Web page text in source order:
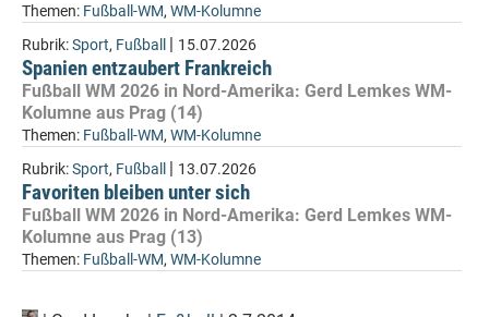
Themen: Fußball-WM, WM-Kolumne
Rubrik:Sport, Fußball | 15.07.2026
Spanien entzaubert Frankreich
Fußball WM 2026 in Nord-Amerika: Gerd Lemkes WM-
Kolumne aus Prag (14)
Themen: Fußball-WM, WM-Kolumne
Rubrik:Sport, Fußball | 13.07.2026
Favoriten bleiben unter sich
Fußball WM 2026 in Nord-Amerika: Gerd Lemkes WM-
Kolumne aus Prag (13)
Themen: Fußball-WM, WM-Kolumne